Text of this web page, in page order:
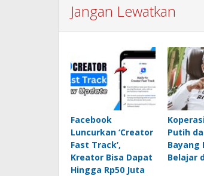
Jangan Lewatkan
Facebook
Luncurkan ‘Creator
Fast Track’,
Kreator Bisa Dapat
Hingga Rp50 Juta
Putih
Bayang
Belajar